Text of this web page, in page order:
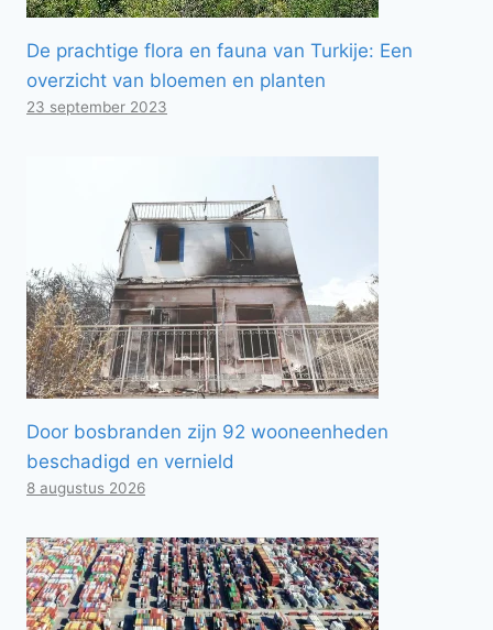
De prachtige flora en fauna van Turkije: Een
overzicht van bloemen en planten
23 september 2023
Door bosbranden zijn 92 wooneenheden
beschadigd en vernield
8 augustus 2026